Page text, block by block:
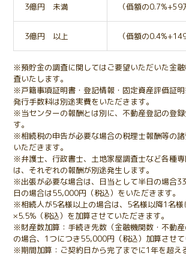
3億円 未満 （価額の0.7%+59
3億円 以上 （価額の
※預貯金の調査に関してはご要望いただいた金
査いたします。
※戸籍事項証明書・登記情報・固定資産評価証
発行手数料は別途実費をいただきます。
※当センターの報酬とは別に、不動産登記の登
す。
※相続税の申告が必要な場合の税理士報酬等の
いただきます。
※弁護士、行政書士、土地家屋調査士など各種
は、それぞれの報酬が別途発生します。
※出張が必要な場合は、日当として半日の場合
日の場合は55,000円（税込）をいただきます。
※相続人が5名様以上の場合は、5名様以降1名様
×5.5%（税込）を加算させていただきます。
※財産数加算：手続き先数（金融機関数・不動
の場合、1つにつき55,000円（税込）加算させて
※期間加算：ご契約日から完了までに1年を超え